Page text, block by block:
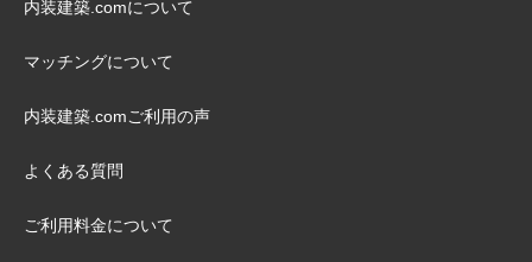
内装建築.comについて
マッチングについて
内装建築.comご利用の声
よくある質問
ご利用料金について